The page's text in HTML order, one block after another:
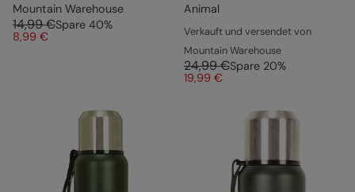
Mountain Warehouse
14,99 €Spare 40%
8,99 €
Animal
Verkauft und versendet von
Mountain Warehouse
24,99 €Spare 20%
19,99 €